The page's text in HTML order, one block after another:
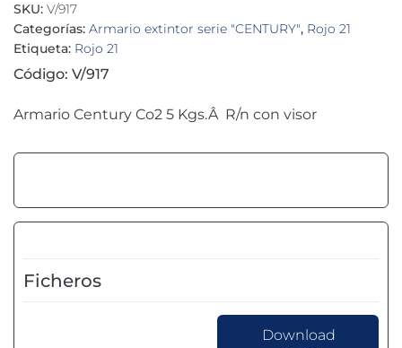
SKU: V/917
Categorías: Armario extintor serie "CENTURY", Rojo 21
Etiqueta: Rojo 21
Código: V/917
Armario Century Co2 5 Kgs.Â R/n con visor
Ficheros
Download